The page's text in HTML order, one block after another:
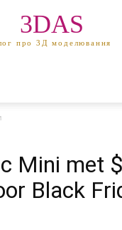
3DAS
про 3Д моделювання
Mini met
Black